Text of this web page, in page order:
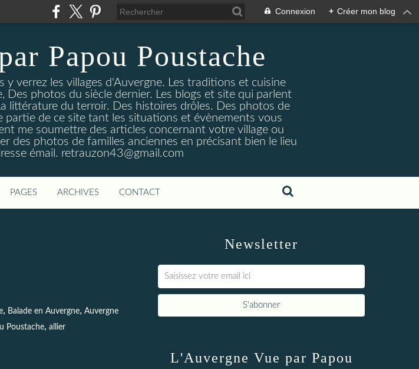
Connexion + Créer mon blog
Papou Poustache
verrez les villages d'Auvergne. Les traditions et cuisine
Des photos du siècle dernier. Les blogs et site qui parlent
littérature du terroir. Des histoires drôles. Des photos de
partie de ce site tant les situations et évènements vous
me soumettre des articles concernant votre village ou
des photos de familles anciennes en précisant bien le lieu
émail. retrauzon43@gmail.com
PAGES ARCHIVES CONTACT
, Balade en Auvergne, Auvergne
Poustache, allier
Newsletter
L'Auvergne Vue par Papou